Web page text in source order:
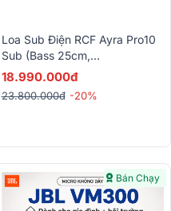
Loa Sub Điện RCF Ayra Pro10
Sub (Bass 25cm,
300W/600W, Class D)
18.990.000đ
23.800.000đ -20%
Bán Chạy